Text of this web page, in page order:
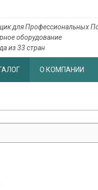
для Профессиональных
оборудование
из 33 стран
О КОМПАНИИ